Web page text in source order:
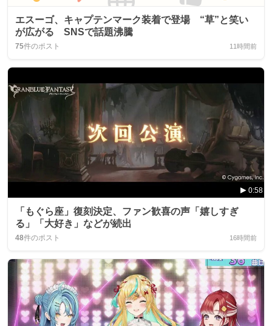
エスーゴ、キャプテンマーク装着で登場 “草”と笑い
が広がる SNSで話題沸騰
75件のポスト 11時間前
0:58
「もぐら座」復刻決定、ファン歓喜の声「嬉しすぎ
る」「大好き」などが続出
48件のポスト 16時間前